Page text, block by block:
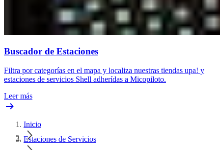
Buscador de Estaciones
Filtra por categorías en el mapa y localiza nuestras tiendas upa! y
estaciones de servicios Shell adherídas a Micopiloto.
Leer más
Inicio
Estaciones de Servicios